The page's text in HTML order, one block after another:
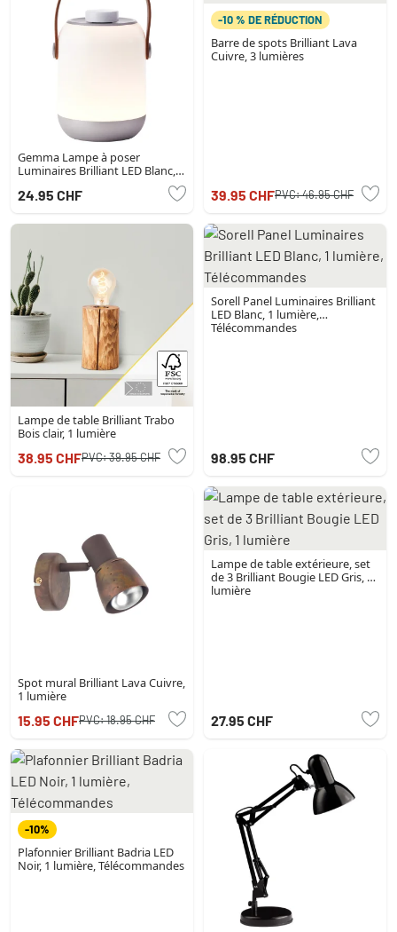
Gemma Lampe à poser
Luminaires Brilliant LED Blanc, 1
24.95 CHF
-10 % DE RÉDUCTION
Barre de spots Brilliant Lava
Cuivre, 3 lumières
39.95 CHFPVC:46.95 CHF
Lampe de table Brilliant Trabo
Bois clair, 1 lumière
38.95 CHFPVC:39.95 CHF
Sorell Panel Luminaires Brilliant
LED Blanc, 1 lumière,
Télécommandes
98.95 CHF
Spot mural Brilliant Lava Cuivre,
1 lumière
15.95 CHFPVC:18.95 CHF
Lampe de table extérieure, set
de 3 Brilliant Bougie LED Gris, 1
lumière
27.95 CHF
-10%
Plafonnier Brilliant Badria LED
Noir, 1 lumière, Télécommandes